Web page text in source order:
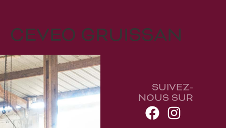
CEVEO GRUISSAN
SUIVEZ-
NOUS SUR